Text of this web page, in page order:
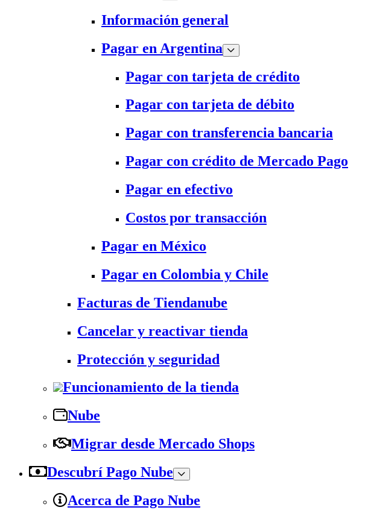
Información general
Pagar en Argentina
Pagar con tarjeta de crédito
Pagar con tarjeta de débito
Pagar con transferencia bancaria
Pagar con crédito de Mercado Pago
Pagar en efectivo
Costos por transacción
Pagar en México
Pagar en Colombia y Chile
Facturas de Tiendanube
Cancelar y reactivar tienda
Protección y seguridad
Funcionamiento de la tienda
Nube
Migrar desde Mercado Shops
Descubrí Pago Nube
Acerca de Pago Nube